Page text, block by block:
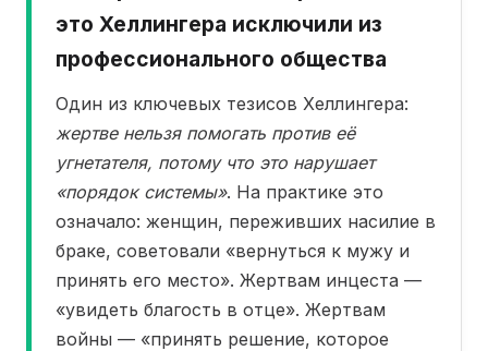
это Хеллингера исключили из
профессионального общества
Один из ключевых тезисов Хеллингера:
жертве нельзя помогать против её
угнетателя, потому что это нарушает
«порядок системы». На практике это
означало: женщин, переживших насилие в
браке, советовали «вернуться к мужу и
принять его место». Жертвам инцеста —
«увидеть благость в отце». Жертвам
войны — «принять решение, которое